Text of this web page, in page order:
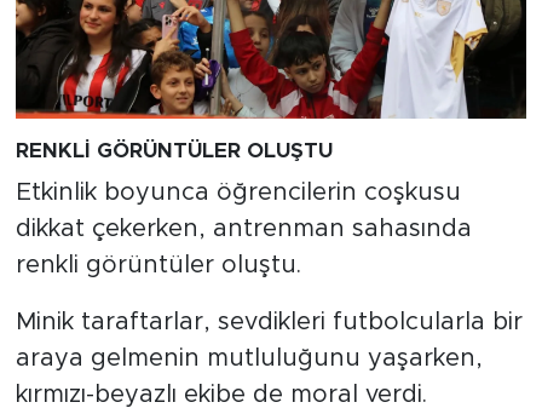
RENKLİ GÖRÜNTÜLER OLUŞTU
Etkinlik boyunca öğrencilerin coşkusu
dikkat çekerken, antrenman sahasında
renkli görüntüler oluştu.
Minik taraftarlar, sevdikleri futbolcularla bir
araya gelmenin mutluluğunu yaşarken,
kırmızı-beyazlı ekibe de moral verdi.